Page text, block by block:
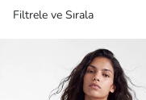
Filtrele ve Sırala